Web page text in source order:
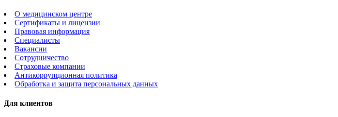
О медицинском центре
Сертификаты и лицензии
Правовая информация
Специалисты
Вакансии
Сотрудничество
Страховые компании
Антикоррупционная политика
Обработка и защита персональных данных
Для клиентов